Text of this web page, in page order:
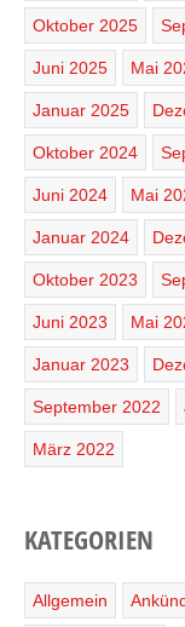
Oktober 2025
Juni 2025 Mai
Januar 2025
Oktober 2024
Juni 2024 Mai
Januar 2024
Oktober 2023
Juni 2023 Mai
Januar 2023
September 2022
März 2022
KATEGORIEN
Allgemein